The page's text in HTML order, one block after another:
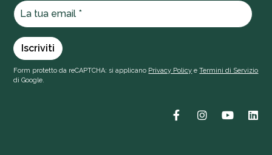
Form protetto da reCAPTCHA: si applicano Privacy Policy eTermini di Servizio
di Google.